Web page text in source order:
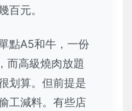
百元。
點A5和牛，一份
而高級燒肉放題
划算。但前提是
工減料。有些店